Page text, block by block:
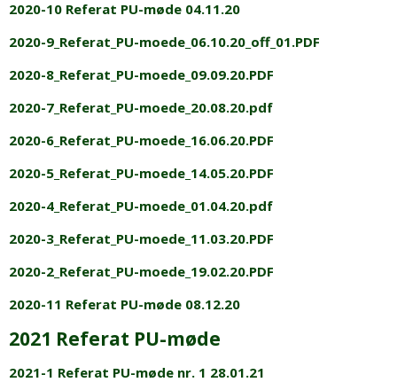
2020-10 Referat PU-møde 04.11.20
2020-9_Referat_PU-moede_06.10.20_off_01.PDF
2020-8_Referat_PU-moede_09.09.20.PDF
2020-7_Referat_PU-moede_20.08.20.pdf
2020-6_Referat_PU-moede_16.06.20.PDF
2020-5_Referat_PU-moede_14.05.20.PDF
2020-4_Referat_PU-moede_01.04.20.pdf
2020-3_Referat_PU-moede_11.03.20.PDF
2020-2_Referat_PU-moede_19.02.20.PDF
2020-11 Referat PU-møde 08.12.20
2021 Referat PU-møde
2021-1 Referat PU-møde nr. 1 28.01.21